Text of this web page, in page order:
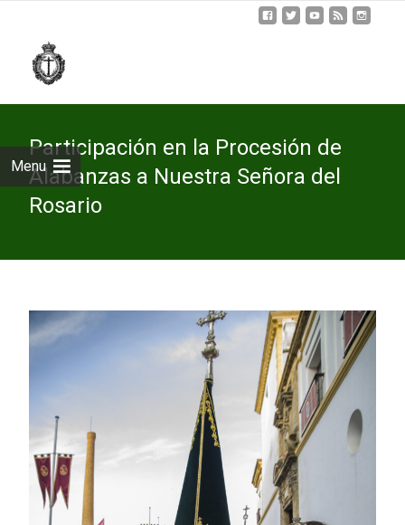
Menu
Participación en la Procesión de
Alabanzas a Nuestra Señora del
Rosario